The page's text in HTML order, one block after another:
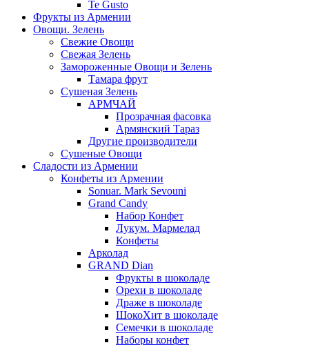
Te Gusto
Фрукты из Армении
Овощи. Зелень
Свежие Овощи
Свежая Зелень
Замороженные Овощи и Зелень
Тамара фрут
Сушеная Зелень
АРМЧАЙ
Прозрачная фасовка
Армянский Тараз
Другие производители
Сушеные Овощи
Сладости из Армении
Конфеты из Армении
Sonuar. Mark Sevouni
Grand Candy
Набор Конфет
Лукум. Мармелад
Конфеты
Арколад
GRAND Dian
Фрукты в шоколаде
Орехи в шоколаде
Драже в шоколаде
ШокоХит в шоколаде
Семечки в шоколаде
Наборы конфет